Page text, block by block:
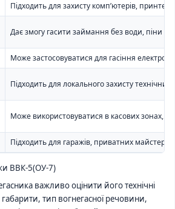
Підходить для захисту комп’ютерів,
Дає змогу гасити займання без води, піни
Може застосовуватися для гасіння
Підходить для локального захисту технічних
Може використовуватися в касових зонах,
Підходить для гаражів, приватних
ВВК-5(ОУ-7)
важливо оцінити його технічні
тип вогнегасної речовини,